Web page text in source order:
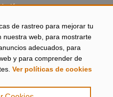
de rastreo para mejorar tu
nuestra web, para mostrarte
adecuados, para
y para comprender de
Ver políticas de cookies
legal
|